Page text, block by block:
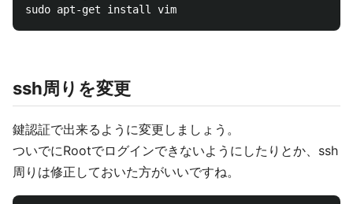
ssh周りを変更
鍵認証で出来るように変更しましょう。
ついでにRootでログインできないようにしたりとか、ssh
周りは修正しておいた方がいいですね。